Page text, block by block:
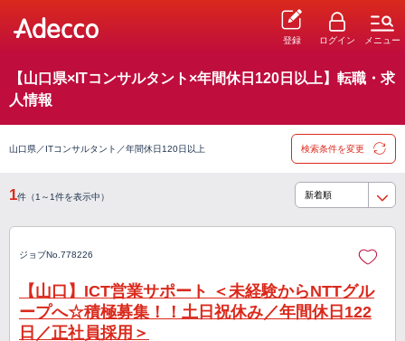
登録 ログイン メニュー
【山口県×ITコンサルタント×年間休日120日以上】転職・求
人情報
山口県／ITコンサルタント／年間休日120日以上 検索条件を変更
1件（1～1件を表示中）
ジョブNo.778226
【山口】ICT営業サポート ＜未経験からNTTグル
ープへ☆積極募集！！土日祝休み／年間休日122
日／正社員採用＞